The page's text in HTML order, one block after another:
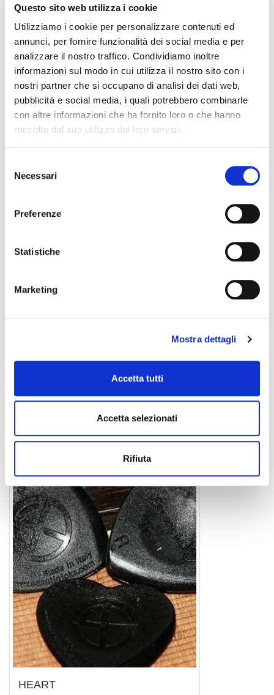
Questo sito web utilizza i cookie
Utilizziamo i cookie per personalizzare contenuti ed
annunci, per fornire funzionalità dei social media e per
analizzare il nostro traffico. Condividiamo inoltre
informazioni sul modo in cui utilizza il nostro sito con i
nostri partner che si occupano di analisi dei dati web,
pubblicità e social media, i quali potrebbero combinarle
con altre informazioni che ha fornito loro o che hanno
raccolto dal suo utilizzo dei loro servizi.
delNecessari
Preferenze
Statistiche
Marketing
Mostra dettagli
Accetta tutti
Accetta selezionati
Rifiuta
EASY
plettro
EASY MINI
HEART